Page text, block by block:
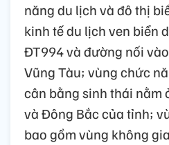
năng du lịch và đô thị
kinh tế du lịch ven biển
ĐT994 và đường nối
Vũng Tàu; vùng chức
cân bằng sinh thái nằm
và Đông Bắc của tỉnh;
bao gồm vùng không